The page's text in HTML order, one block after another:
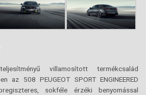
villamosított termékcsalád
az 508 PEUGEOT SPORT ENGINEERED
sokféle érzéki benyomással